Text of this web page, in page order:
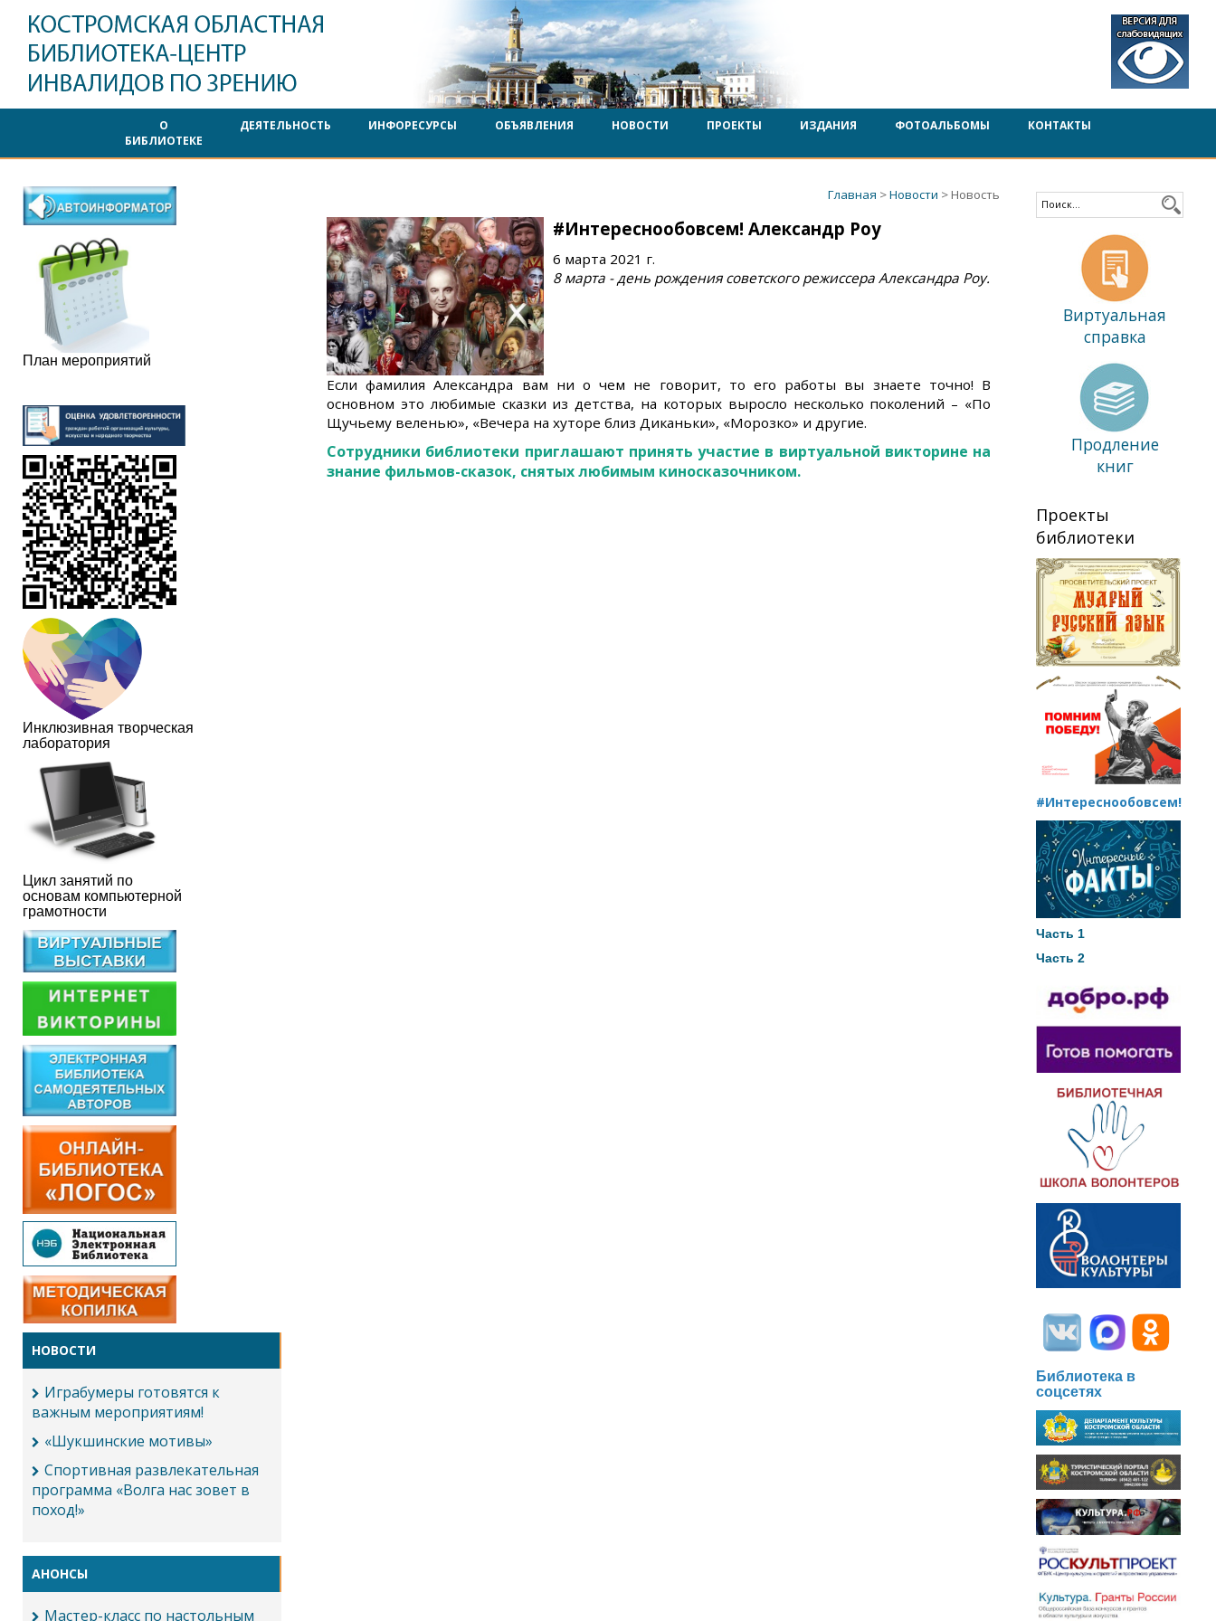
О
БИБЛИОТЕКЕ
ДЕЯТЕЛЬНОСТЬ ИНФОРЕСУРСЫ ОБЪЯВЛЕНИЯ НОВОСТИ ПРОЕКТЫ ИЗДАНИЯ ФОТОАЛЬБОМЫ КОНТАКТЫ
План мероприятий
Инклюзивная творческая
лаборатория
Цикл занятий по
основам компьютерной
грамотности
НОВОСТИ
Играбумеры готовятся к
важным мероприятиям!
«Шукшинские мотивы»
Спортивная развлекательная
программа «Волга нас зовет в
поход!»
АНОНСЫ
Мастер-класс по настольным
Главная >Новости > Новость
#Интереснообовсем! Александр Роу
6 марта 2021 г.
8 марта - день рождения советского режиссера Александра Роу.
Если фамилия Александра вам ни о чем не говорит, то его работы вы знаете точно! В
основном это любимые сказки из детства, на которых выросло несколько поколений – «По
Щучьему веленью», «Вечера на хуторе близ Диканьки», «Морозко» и другие.
Сотрудники библиотеки приглашают принять участие в виртуальной викторине на
знание фильмов-сказок, снятых любимым киносказочником.
Виртуальная
справка
Продление
книг
Проекты
библиотеки
#Интереснообовсем!
Часть 1
Часть 2
Библиотека в
соцсетях